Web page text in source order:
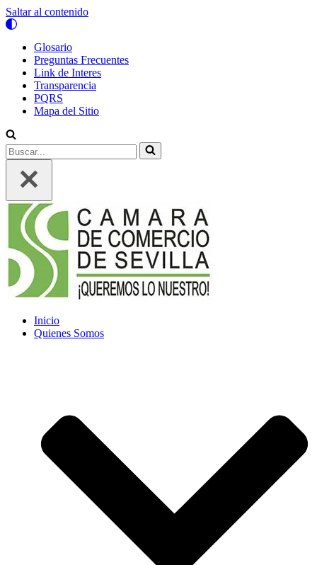
Saltar al contenido
Glosario
Preguntas Frecuentes
Link de Interes
Transparencia
PQRS
Mapa del Sitio
Buscar...
Inicio
Quienes Somos